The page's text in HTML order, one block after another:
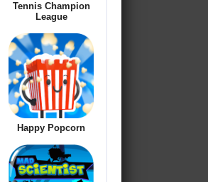
Tennis Champion
League
Happy Popcorn